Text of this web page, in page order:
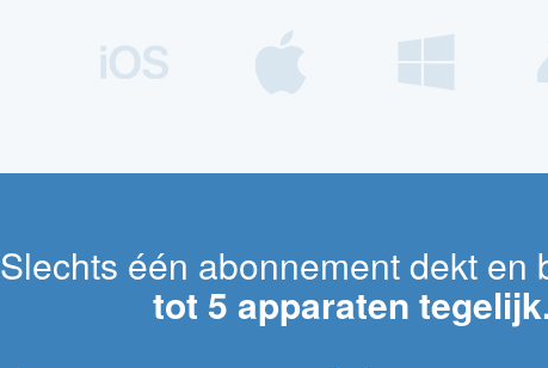
Slechts één abonnement dekt en
tot 5 apparaten